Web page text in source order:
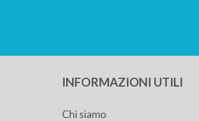
INFORMAZIONI UTILI
Chi siamo